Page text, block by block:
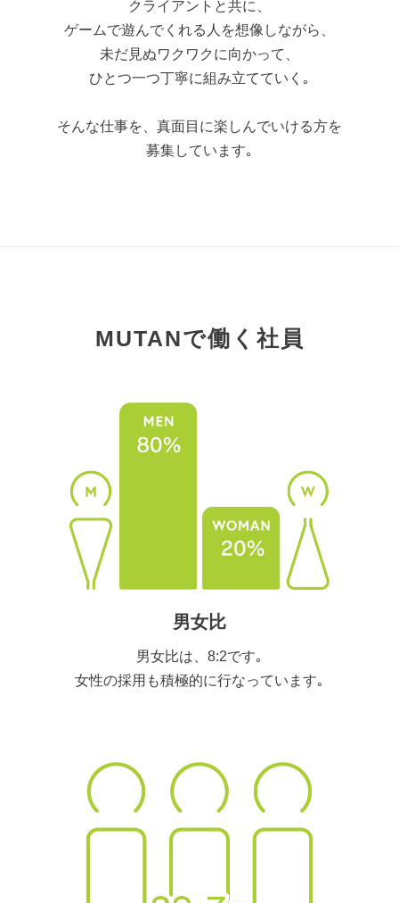
クライアントと共に、
ゲームで遊んでくれる人を想像しながら、
未だ見ぬワクワクに向かって、
ひとつ一つ丁寧に組み立てていく｡
そんな仕事を、真面目に楽しんでいける方を
募集しています｡
MUTANで働く社員
男女比
男女比は、8:2です｡
女性の採用も積極的に行なっています｡